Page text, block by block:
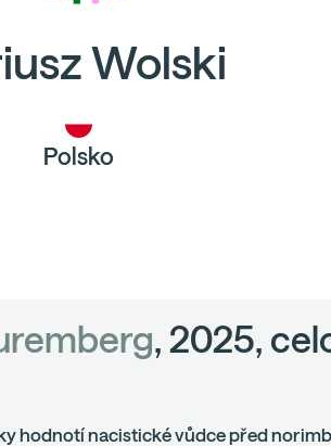
Wolski
Polsko
, 2025,
hodnotí nacistické vůdce před